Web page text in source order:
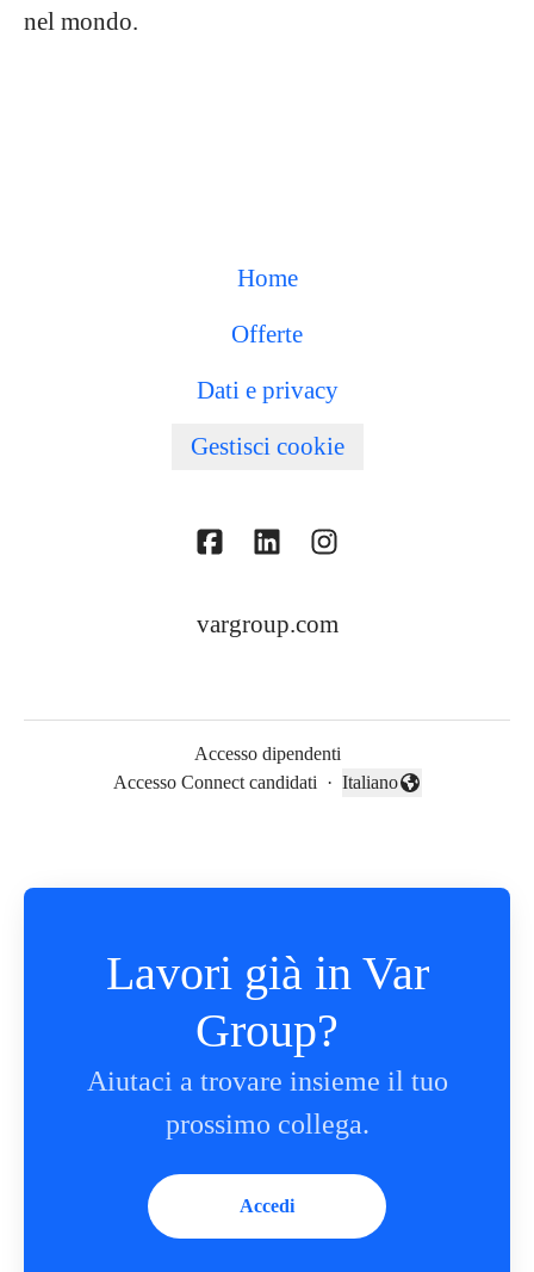
nel mondo.
Home
Offerte
Dati e privacy
Gestisci cookie
vargroup.com
Accesso dipendenti
Accesso Connect candidati ·
Cambia lingua
Italiano
Lavori già in Var
Group?
Aiutaci a trovare insieme il tuo
prossimo collega.
Accedi